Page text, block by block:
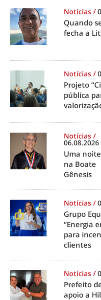
Notícias /
Quando
fecha a
Notícias /
Projeto
pública
Notícias /
06.08.2026
Uma noite
na Boate
Gênesis
Notícias /
Grupo
“Energia
para
clientes
Notícias /
Prefeito
apoio a